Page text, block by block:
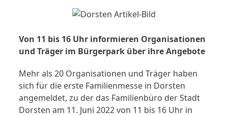
Von 11 bis 16 Uhr informieren Organisationen
und Träger im Bürgerpark über ihre Angebote
Mehr als 20 Organisationen und Träger haben
sich für die erste Familienmesse in Dorsten
angemeldet, zu der das Familienbüro der Stadt
Dorsten am 11. Juni 2022 von 11 bis 16 Uhr in